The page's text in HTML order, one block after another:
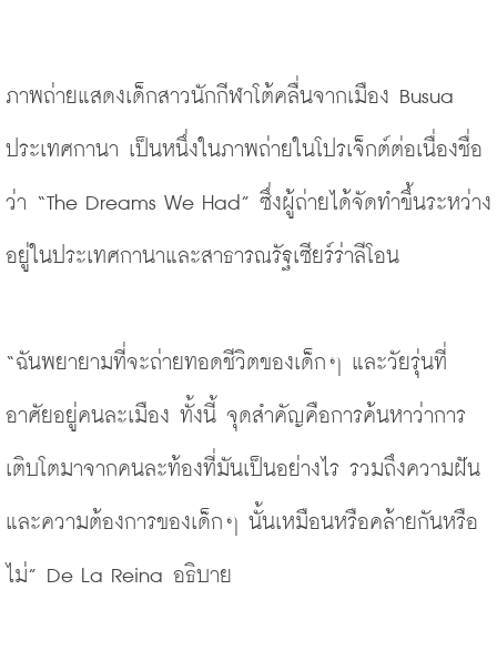
ภาพถ่ายแสดงเด็กสาวนักกีฬาโต้คลื่นจากเมือง Busua
ประเทศกานา เป็นหนึ่งในภาพถ่ายในโปรเจ็กต์ต่อเนื่องชื่อ
ว่า “The Dreams We Had” ซึ่งผู้ถ่ายได้จัดทำขึ้นระหว่าง
อยู่ในประเทศกานาและสาธารณรัฐเซียร์ร่าลีโอน
“ฉันพยายามที่จะถ่ายทอดชีวิตของเด็กๆ และวัยรุ่นที่
อาศัยอยู่คนละเมือง ทั้งนี้ จุดสำคัญคือการค้นหาว่าการ
เติบโตมาจากคนละท้องที่มันเป็นอย่างไร รวมถึงความฝัน
และความต้องการของเด็กๆ นั้นเหมือนหรือคล้ายกัน​​หรือ
ไม่” De La Reina อธิบาย